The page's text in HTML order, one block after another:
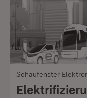
Schaufenster